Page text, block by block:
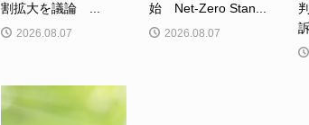
割拡大を議論 ...
2026.08.07
始 Net-Zero Stan...
2026.08.07